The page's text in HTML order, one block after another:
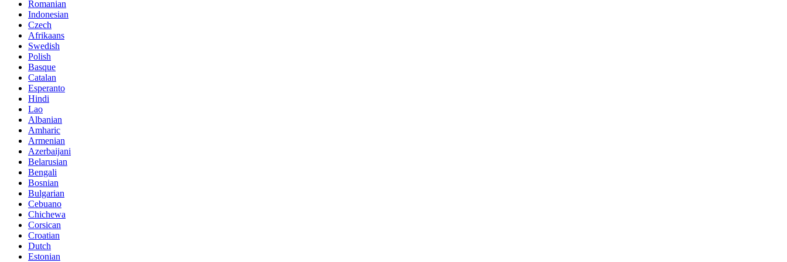
Romanian
Indonesian
Czech
Afrikaans
Swedish
Polish
Basque
Catalan
Esperanto
Hindi
Lao
Albanian
Amharic
Armenian
Azerbaijani
Belarusian
Bengali
Bosnian
Bulgarian
Cebuano
Chichewa
Corsican
Croatian
Dutch
Estonian